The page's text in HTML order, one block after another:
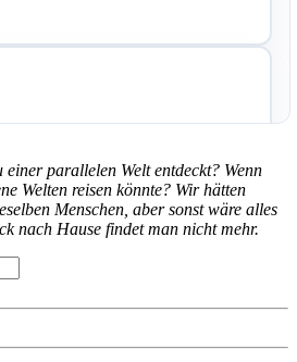
4
Mozilla Firefox
Staffel, Colin, Maggie, Quinn
schwarzen Hintergrund. Mit
einer parallelen Welt entdeckt? Wenn
Welten reisen könnte? Wir hätten
Menschen, aber sonst wäre alles
nach Hause findet man nicht mehr.